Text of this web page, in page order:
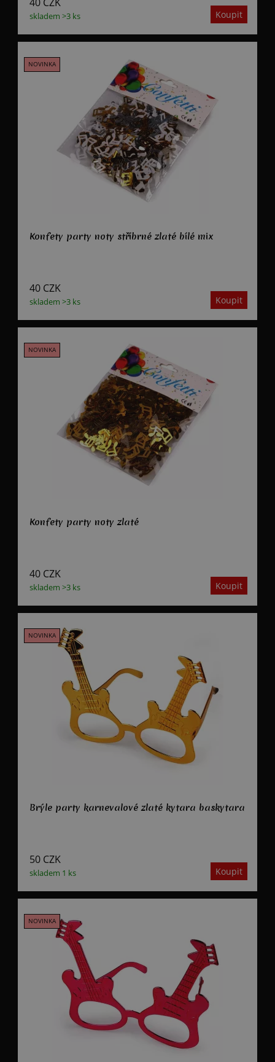
skladem >3 ks
Konfety party noty stříbrné zlaté bílé mix
skladem >3 ks
40 CZK
Konfety party noty zlaté
skladem >3 ks
40 CZK
Brýle party karnevalové zlaté kytara baskytara
skladem 1 ks
50 CZK